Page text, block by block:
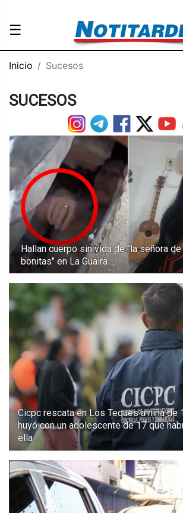
☰
Inicio Sucesos
SUCESOS
Hallan cuerpo sin vida de "la señora
bonitas" en La Guaira
Cicpc rescata en Los Teques a niña de
huyó con un adolescente de 17 que
ella